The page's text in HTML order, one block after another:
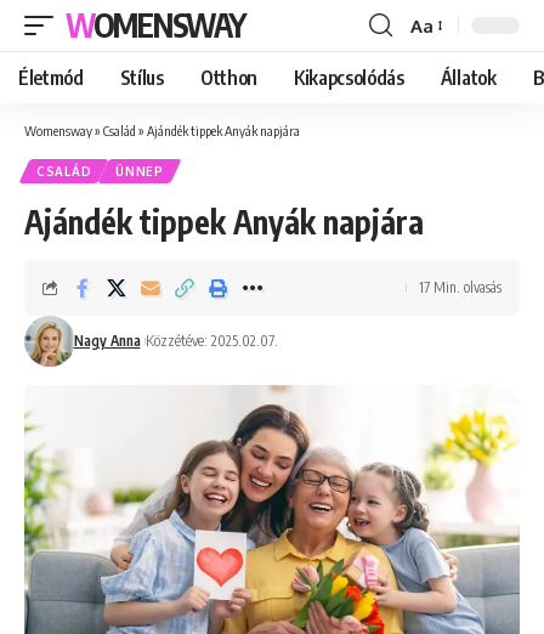
WOMENSWAY
Font
Resizer
Aa
Életmód Stílus Otthon Kikapcsolódás Állatok
Womensway» Család » Ajándék tippek Anyák napjára
CSALÁD ÜNNEP
Ajándék tippek Anyák napjára
Nagy Anna Közzétéve: 2025.02.07.
17 Min. olvasás